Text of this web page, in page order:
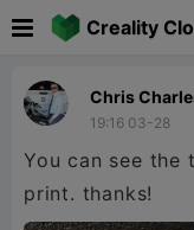
Creality
Chris
19:16 03-28
You can see
print. thanks!